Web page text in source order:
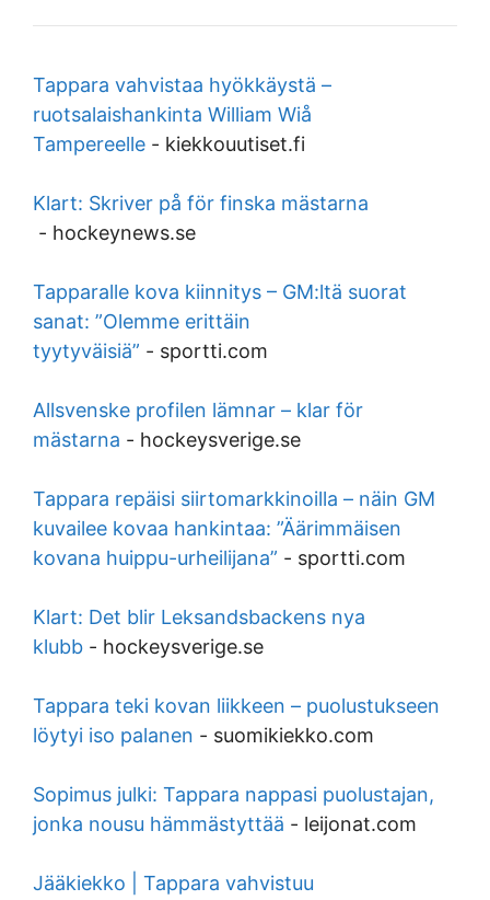
Tappara vahvistaa hyökkäystä –
ruotsalaishankinta William Wiå
Tampereelle - kiekkouutiset.fi
Klart: Skriver på för finska mästarna
- hockeynews.se
Tapparalle kova kiinnitys – GM:ltä suorat
sanat: ”Olemme erittäin
tyytyväisiä” - sportti.com
Allsvenske profilen lämnar – klar för
mästarna - hockeysverige.se
Tappara repäisi siirtomarkkinoilla – näin GM
kuvailee kovaa hankintaa: ”Äärimmäisen
kovana huippu-urheilijana” - sportti.com
Klart: Det blir Leksandsbackens nya
klubb - hockeysverige.se
Tappara teki kovan liikkeen – puolustukseen
löytyi iso palanen - suomikiekko.com
Sopimus julki: Tappara nappasi puolustajan,
jonka nousu hämmästyttää - leijonat.com
Jääkiekko | Tappara vahvistuu